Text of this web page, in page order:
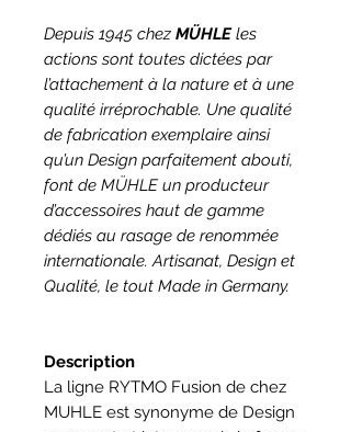
Depuis 1945 chez MÜHLEles
actions sont toutes dictées par
l’attachement à la nature et à une
qualité irréprochable. Une qualité
de fabrication exemplaire ainsi
qu’un Design parfaitement abouti,
font de MÜHLE un producteur
d’accessoires haut de gamme
dédiés au rasage de renommée
internationale. Artisanat, Design et
Qualité, le tout Made in Germany.
Description
La ligne RYTMO Fusion de chez
MUHLE est synonyme de Design